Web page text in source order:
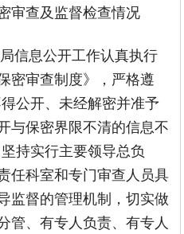
查及监督检查情况
息公开工作认真执行
密审查制度》，严格遵
公开、未经解密并准予
与保密界限不清的信息不
持实行主要领导总负
任科室和专门审查人员具
监督的管理机制，切实做
管、有专人负责、有专人